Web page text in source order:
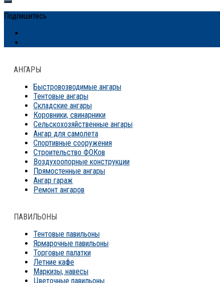
Подпишитесь
АНГАРЫ
Быстровозводимые ангары
Тентовые ангары
Складские ангары
Коровники, свинарники
Сельскохозяйственные ангары
Ангар для самолета
Спортивные сооружения
Строительство ФОКов
Воздухоопорные конструкции
Прямостенные ангары
Ангар гараж
Ремонт ангаров
ПАВИЛЬОНЫ
Тентовые павильоны
Ярмарочные павильоны
Торговые палатки
Летние кафе
Маркизы, навесы
Цветочные павильоны